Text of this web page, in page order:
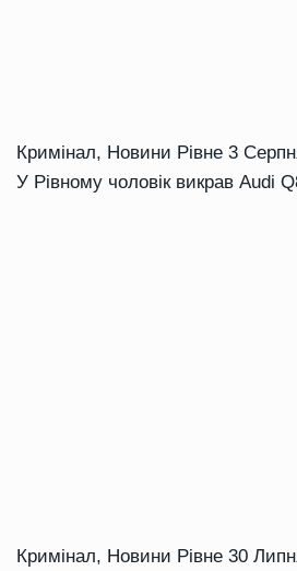
Кримінал, Новини Рівне 3
У Рівному чоловік викрав Audi
Кримінал, Новини Рівне 30